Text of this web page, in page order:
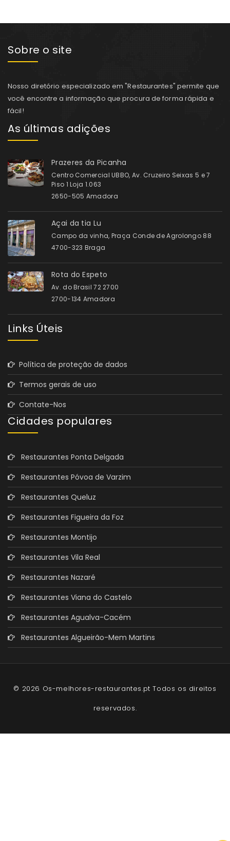
Sobre o site
Nosso diretório especializado em "Restaurantes" permite que
você encontre a informação que procura de forma rápida e
fácil!
As últimas adições
Prazeres da Picanha
Centro Comercial UBBO, Av. Cruzeiro Seixas 5 e 7
Piso 1 Loja 1.063
2650-505 Amadora
Açai da tia Lu
Campo da vinha, Praça Conde de Agrolongo 88
4700-323 Braga
Rota do Espeto
Av. do Brasil 72 2700
2700-134 Amadora
Links Úteis
Política de proteção de dados
Termos gerais de uso
Contate-Nos
Cidades populares
Restaurantes Ponta Delgada
Restaurantes Póvoa de Varzim
Restaurantes Queluz
Restaurantes Figueira da Foz
Restaurantes Montijo
Restaurantes Vila Real
Restaurantes Nazaré
Restaurantes Viana do Castelo
Restaurantes Agualva-Cacém
Restaurantes Algueirão-Mem Martins
© 2026 Os-melhores-restaurantes.pt Todos os direitos
reservados.